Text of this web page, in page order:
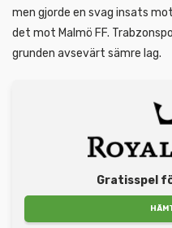
men gjorde en svag insats
det mot Malmö FF.
grunden avsevärt sämre lag.
Gratisspel